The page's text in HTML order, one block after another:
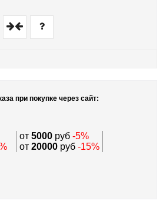
при покупке через сайт:
от 5000 руб -5%
от 20000 руб -15%